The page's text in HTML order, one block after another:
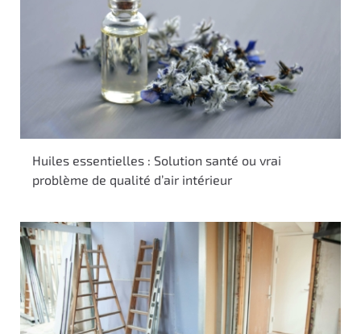
Huiles essentielles : Solution santé ou vrai
problème de qualité d’air intérieur